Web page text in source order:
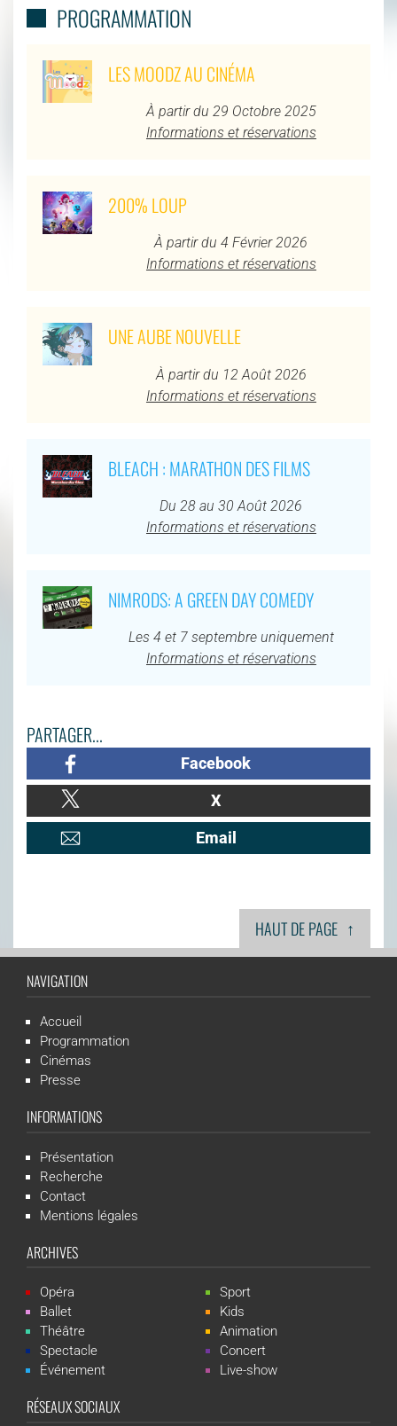
PROGRAMMATION
LES MOODZ AU CINÉMA
À partir du 29 Octobre 2025
Informations et réservations
200% LOUP
À partir du 4 Février 2026
Informations et réservations
UNE AUBE NOUVELLE
À partir du 12 Août 2026
Informations et réservations
BLEACH : MARATHON DES FILMS
Du 28 au 30 Août 2026
Informations et réservations
NIMRODS: A GREEN DAY COMEDY
Les 4 et 7 septembre uniquement
Informations et réservations
PARTAGER...
Facebook
X
Email
HAUT DE PAGE ↑
NAVIGATION
Accueil
Programmation
Cinémas
Presse
INFORMATIONS
Présentation
Recherche
Contact
Mentions légales
ARCHIVES
Opéra
Ballet
Théâtre
Spectacle
Événement
Sport
Kids
Animation
Concert
Live-show
RÉSEAUX SOCIAUX